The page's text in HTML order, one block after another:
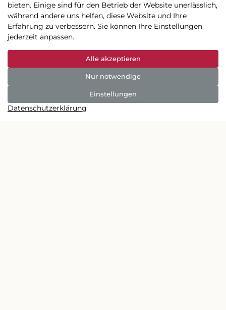
bieten. Einige sind für den Betrieb der Website unerlässlich,
während andere uns helfen, diese Website und Ihre
Erfahrung zu verbessern. Sie können Ihre Einstellungen
jederzeit anpassen.
Alle akzeptieren
Nur notwendige
Einstellungen
Datenschutzerklärung